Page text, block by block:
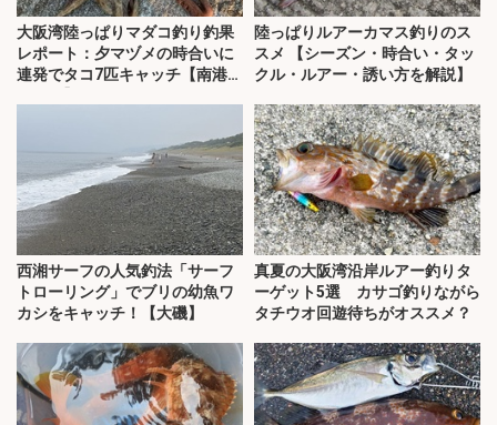
大阪湾陸っぱりマダコ釣り釣果
レポート：夕マヅメの時合いに
連発でタコ7匹キャッチ【南港魚
陸っぱりルアーカマス釣りのス
スメ 【シーズン・時合い・タッ
クル・ルアー・誘い方を解説】
西湘サーフの人気釣法「サーフ
トローリング」でブリの幼魚ワ
カシをキャッチ！【大磯】
真夏の大阪湾沿岸ルアー釣りタ
ーゲット5選 カサゴ釣りながら
タチウオ回遊待ちがオススメ？